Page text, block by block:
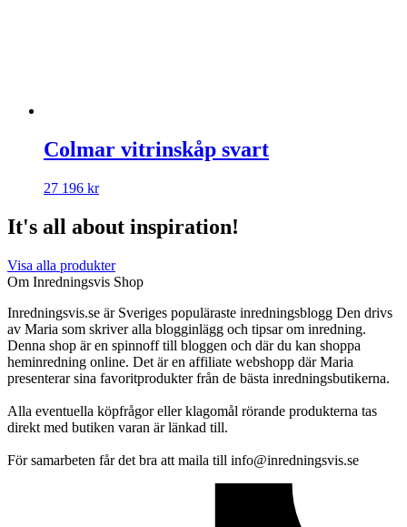
Colmar vitrinskåp svart
27 196 kr
It's all about inspiration!
Visa alla produkter
Om Inredningsvis Shop
Inredningsvis.se är Sveriges populäraste inredningsblogg Den drivs
av Maria som skriver alla blogginlägg och tipsar om inredning.
Denna shop är en spinnoff till bloggen och där du kan shoppa
heminredning online. Det är en affiliate webshopp där Maria
presenterar sina favoritprodukter från de bästa inredningsbutikerna.
Alla eventuella köpfrågor eller klagomål rörande produkterna tas
direkt med butiken varan är länkad till.
För samarbeten får det bra att maila till info@inredningsvis.se